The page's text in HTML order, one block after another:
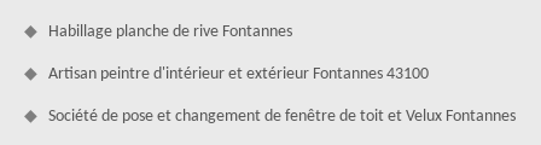
Habillage planche de rive Fontannes
Artisan peintre d'intérieur et extérieur Fontannes 43100
Société de pose et changement de fenêtre de toit et Velux Fontannes